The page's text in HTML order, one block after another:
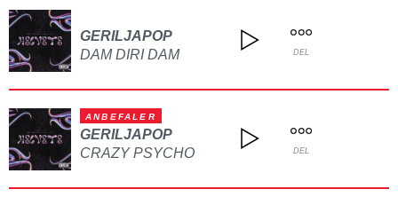
GERILJAPOP
DAM DIRI DAM
DEL
ANBEFALER
GERILJAPOP
CRAZY PSYCHO
DEL